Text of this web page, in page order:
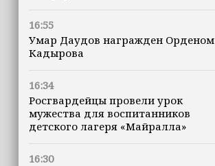
16:55
Умар Даудов награжден Орденом
Кадырова
16:34
Росгвардейцы провели урок
мужества для воспитанников
детского лагеря «Майралла»
16:30